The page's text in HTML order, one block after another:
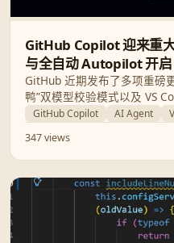
GitHub Copilot 迎来重
与全自动 Autopilot 开
GitHub 近期发布了多项重磅
鸭”双模型校验模式以及 VS
这些更新标志着 AI 从简单的
GitHub Copilot AI Agent
347 views